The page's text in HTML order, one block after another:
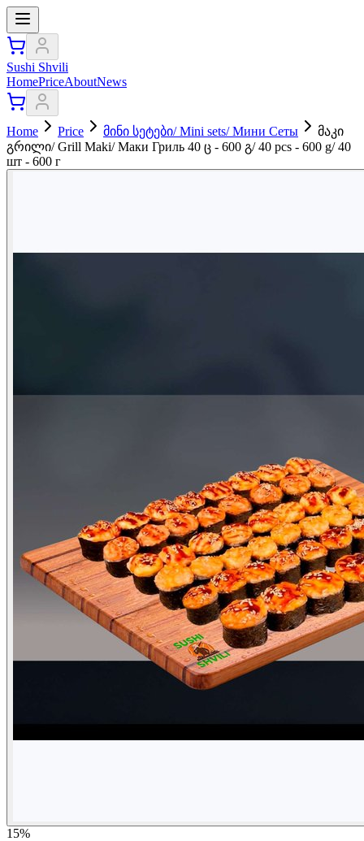
Sushi Shvili
HomePriceAboutNews
Home Price მინი სეტები/ Mini sets/ Мини Сеты
მაკი
გრილი/ Grill Maki/ Маки Гриль 40 ც - 600 გ/ 40 pcs - 600 g/ 40
шт - 600 г
15%